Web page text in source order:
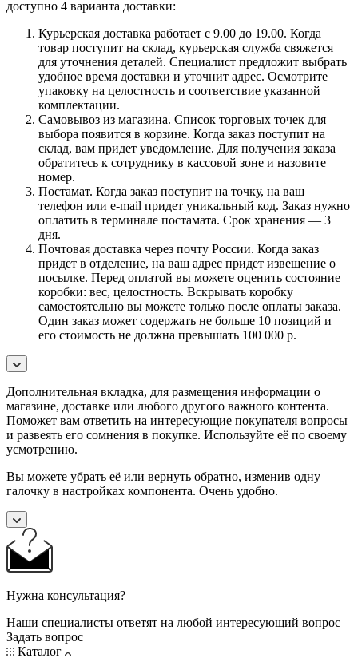
доступно 4 варианта доставки:
Курьерская доставка работает с 9.00 до 19.00. Когда
товар поступит на склад, курьерская служба свяжется
для уточнения деталей. Специалист предложит выбрать
удобное время доставки и уточнит адрес. Осмотрите
упаковку на целостность и соответствие указанной
комплектации.
Самовывоз из магазина. Список торговых точек для
выбора появится в корзине. Когда заказ поступит на
склад, вам придет уведомление. Для получения заказа
обратитесь к сотруднику в кассовой зоне и назовите
номер.
Постамат. Когда заказ поступит на точку, на ваш
телефон или e-mail придет уникальный код. Заказ нужно
оплатить в терминале постамата. Срок хранения — 3
дня.
Почтовая доставка через почту России. Когда заказ
придет в отделение, на ваш адрес придет извещение о
посылке. Перед оплатой вы можете оценить состояние
коробки: вес, целостность. Вскрывать коробку
самостоятельно вы можете только после оплаты заказа.
Один заказ может содержать не больше 10 позиций и
его стоимость не должна превышать 100 000 р.
Дополнительная вкладка, для размещения информации о
магазине, доставке или любого другого важного контента.
Поможет вам ответить на интересующие покупателя вопросы
и развеять его сомнения в покупке. Используйте её по своему
усмотрению.
Вы можете убрать её или вернуть обратно, изменив одну
галочку в настройках компонента. Очень удобно.
Нужна консультация?
Наши специалисты ответят на любой интересующий вопрос
Задать вопрос
Каталог